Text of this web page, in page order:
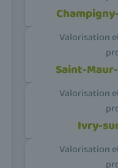
Valorisation
Saint-
Valorisation
Ivry-
Valorisation